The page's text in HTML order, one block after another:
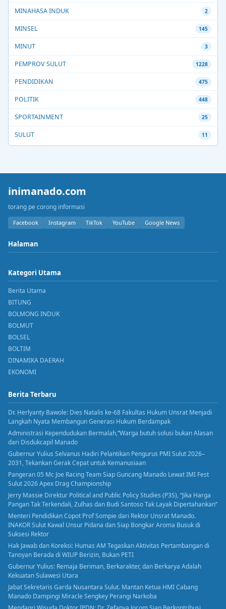
MINAHASA INDUK 2
MINSEL 145
MINUT 3
PEMPROV SULUT 1228
PENDIDIKAN 475
POLITIK 448
SPORTAINMENT 25
SULUT 11
inimanado.com
torang pe corong informasi
Facebook Instagram TikTok YouTube Google News
Halaman
Kategori Utama
Berita Utama
BITUNG
BOLMONG INDUK
BOLMUT
BOLSEL
BOLTIM
DINAMIKA DAERAH
EKONOMI
Berita Terbaru
Dr. Herlyanty Bawole: Dies Natalis ke-68 Fakultas Hukum Unsrat Menjadi
Langkah Nyata Membangun Generasi Hukum Berdampak
Administrasi Kependudukan Bermalah,”Warga butuh solusi bukan Alasan
dari Disdukcapil Manado
Gubernur Yulius Selvanus Hadiri Pelantikan Pengurus PMI Sulut 2026–
2031, Tekankan Gerak Cepat untuk Kemanusiaan
Pangeran 05 Mc Joe Racing Team Siap Guncang Manado Lewat IMI Fest
Sulut 2026 Apex Drag Championship
Jerry Massie Direktur Political and Public Policy Studies (P3S), “Jika Harga
Pangan Tak Terkendali, Zulhas dan Budi Santoso Tak Layak Dipertahankan”
Menteri Pendidikan Copot Prof Sompie dari Rektor Unsrat Manado.
INAKOR Sulut Kawal Unsur Pidana dan Siap Bongkar Aroma Busuk di
Suksesi Rektor
Hak Jawab dan Koreksi: Humas AM Tegaskan Aktivitas Pertambangan di
Tanoyan Berada di WIUP Berizin, Bukan PETI
Gubernur Yulius: Remaja Beriman, Berkarakter, dan Berkarya Adalah
Kekuatan Sulawesi Utara
Jabat Sekretaris Garda Nusantara Sulut. Mantan Ketua HMI Cabang
Manado Dampingi Miracle Sengkey Perangi Narkoba